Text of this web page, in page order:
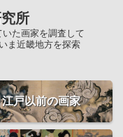
所
た画家を調査して
ま近畿地方を探索
江戸以前の画家